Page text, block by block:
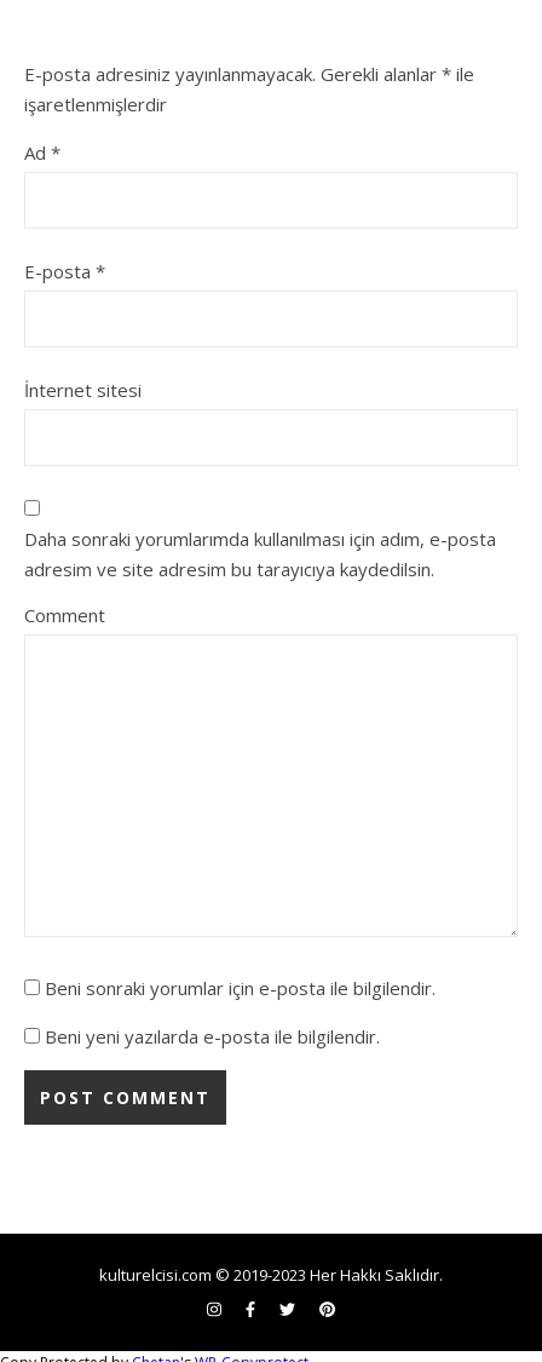
E-posta adresiniz yayınlanmayacak. Gerekli alanlar * ile
işaretlenmişlerdir
Ad *
E-posta *
İnternet sitesi
Daha sonraki yorumlarımda kullanılması için adım, e-posta
adresim ve site adresim bu tarayıcıya kaydedilsin.
Comment
Beni sonraki yorumlar için e-posta ile bilgilendir.
Beni yeni yazılarda e-posta ile bilgilendir.
kulturelcisi.com © 2019-2023 Her Hakkı Saklıdır.